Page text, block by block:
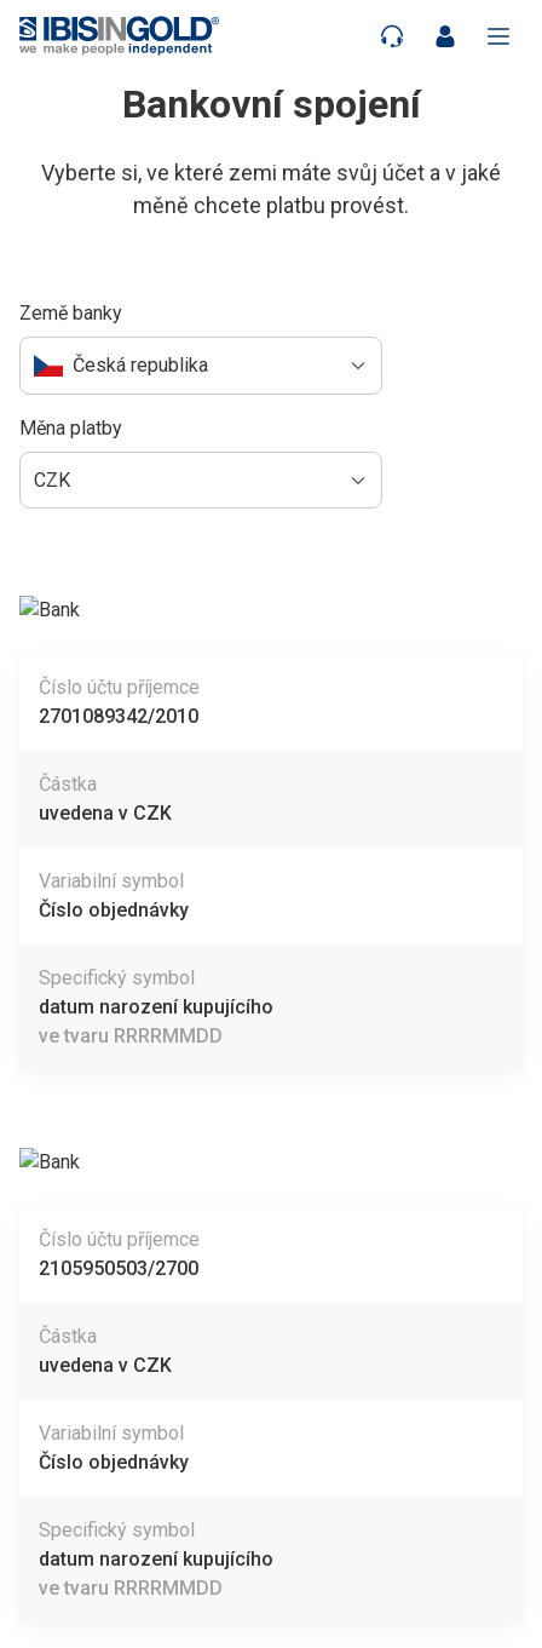
Bankovní spojení
Vyberte si, ve které zemi máte svůj účet a v jaké
měně chcete platbu provést.
Země banky
Česká republika
Měna platby
CZK
Číslo účtu příjemce
2701089342/2010
Částka
uvedena v CZK
Variabilní symbol
Číslo objednávky
Specifický symbol
datum narození kupujícího
ve tvaru RRRRMMDD
Číslo účtu příjemce
2105950503/2700
Částka
uvedena v CZK
Variabilní symbol
Číslo objednávky
Specifický symbol
datum narození kupujícího
ve tvaru RRRRMMDD